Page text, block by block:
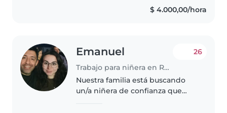
$ 4.000,00/hora
Emanuel
Trabajo para niñera en Rosario
26
Nuestra familia está buscando
un/a niñera de confianza que